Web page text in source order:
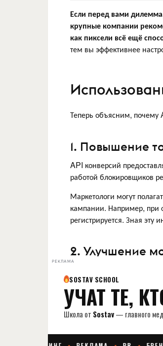
Если перед вами
крупные компании
как пиксели всё ещё
тем вы эффективнее
Теперь объясним, почему
1. Повышение
API конверсий
работой блокировщиков
Маркетологи могут
кампании. Например, при
регистрируется. Зная
2. Улучшение
РЕКЛАМА